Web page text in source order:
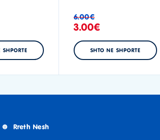
SHPORTE
6.00€
3.00€
SHTO NE SHPORTE
Rreth Nesh